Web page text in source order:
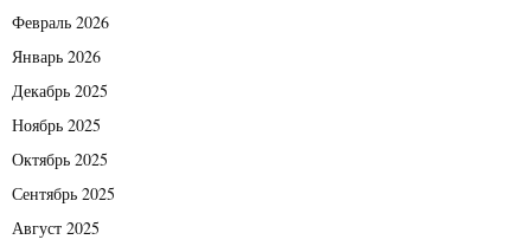
Февраль 2026
Январь 2026
Декабрь 2025
Ноябрь 2025
Октябрь 2025
Сентябрь 2025
Август 2025